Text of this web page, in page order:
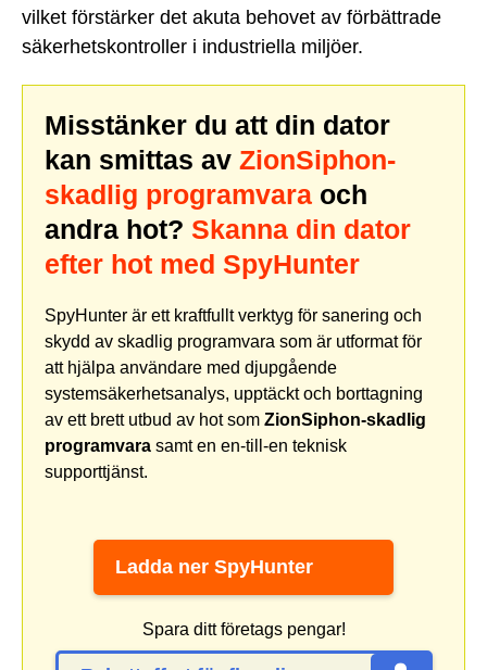
vilket förstärker det akuta behovet av förbättrade
säkerhetskontroller i industriella miljöer.
Misstänker du att din dator
kan smittas av ZionSiphon-
skadlig programvara och
andra hot? Skanna din dator
efter hot med SpyHunter
SpyHunter är ett kraftfullt verktyg för sanering och
skydd av skadlig programvara som är utformat för
att hjälpa användare med djupgående
systemsäkerhetsanalys, upptäckt och borttagning
av ett brett utbud av hot som ZionSiphon-skadlig
programvara samt en en-till-en teknisk
supporttjänst.
Ladda ner SpyHunter
Spara ditt företags pengar!